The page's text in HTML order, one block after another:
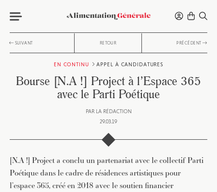
SUIVANT RETOUR PRÉCÉDENT
EN CONTINU APPEL À CANDIDATURES
Bourse [N.A !] Project à l’Espace 365
avec le Parti Poétique
PAR LA RÉDACTION
29.03.19
[N.A !] Project a conclu un partenariat avec le collectif Parti
Poétique dans le cadre de résidences artistiques pour
l’espace 365, créé en 2018 avec le soutien financier